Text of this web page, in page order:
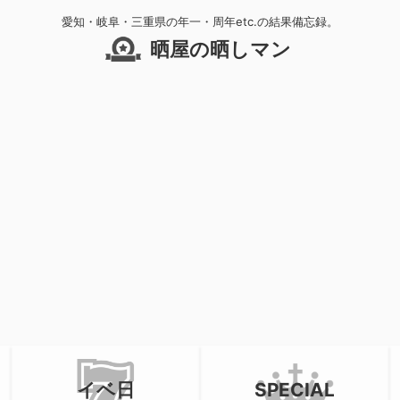
愛知・岐阜・三重県の年一・周年etc.の結果備忘録。
晒屋の晒しマン
イベ日 SPECIAL